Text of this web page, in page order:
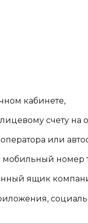
кабинете,
счету на
или
номер
ящик